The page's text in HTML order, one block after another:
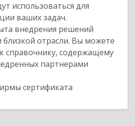
использоваться для
ваших задач.
внедрения решений
отрасли. Вы можете
справочнику, содержащему
партнерами
сертификата